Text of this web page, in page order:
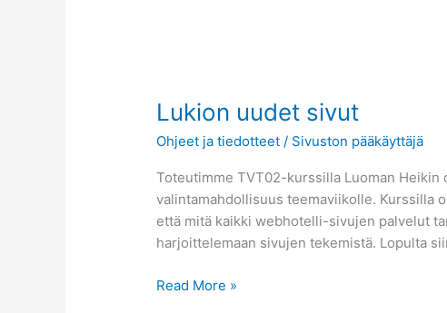
Lukion uudet sivut
Ohjeet ja tiedotteet / Sivuston pääkäyttäjä
Toteutimme TVT02-kurssilla Luoman
valintamahdollisuus teemaviikolle. Kurssilla
että mitä kaikki webhotelli-sivujen palvelut
harjoittelemaan sivujen tekemistä. Lopulta
Lukion
sivut
Read More »